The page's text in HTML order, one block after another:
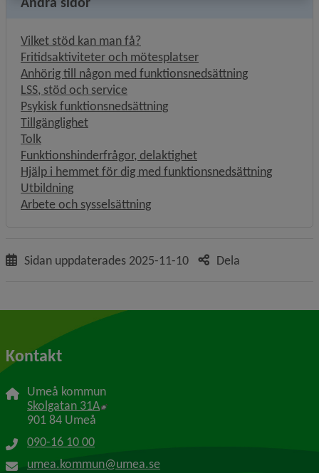
Vilket stöd kan man få?
Fritidsaktiviteter och mötesplatser
Anhörig till någon med funktionsnedsättning
LSS, stöd och service
Psykisk funktionsnedsättning
Tillgänglighet
Tolk
Funktionshinderfrågor, delaktighet
Hjälp i hemmet för dig med funktionsnedsättning
Utbildning
Arbete och sysselsättning
Sidan uppdaterades 2025-11-10 Dela
Kontakt
Umeå kommun
Skolgatan 31A Länk till annan webbplats, öppnas i nytt
901 84 Umeå
090-16 10 00
umea.kommun@umea.se